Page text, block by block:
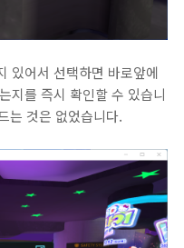
있어서 선택하면 바로앞에
지를 즉시 확인할 수 있습니
는 것은 없었습니다.